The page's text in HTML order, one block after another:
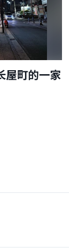
屋町的一家